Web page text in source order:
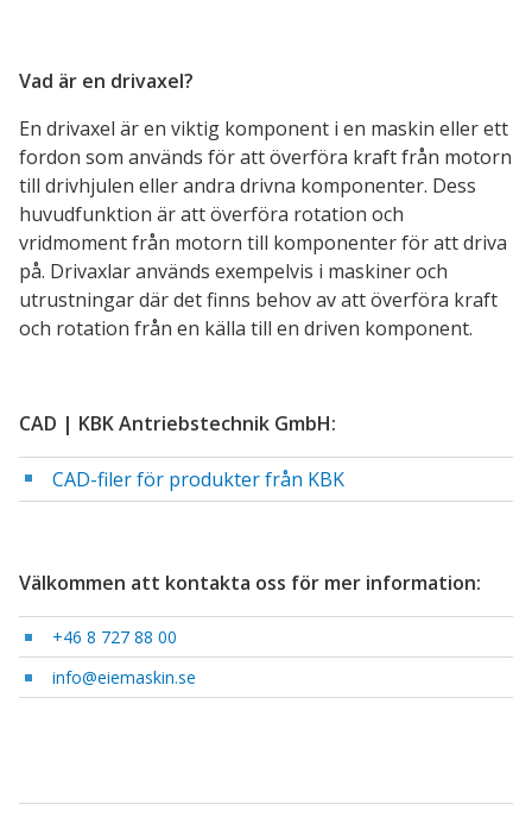
Vad är en drivaxel?
En drivaxel är en viktig komponent i en maskin eller ett
fordon som används för att överföra kraft från motorn
till drivhjulen eller andra drivna komponenter. Dess
huvudfunktion är att överföra rotation och
vridmoment från motorn till komponenter för att driva
på. Drivaxlar används exempelvis i maskiner och
utrustningar där det finns behov av att överföra kraft
och rotation från en källa till en driven komponent.
CAD | KBK Antriebstechnik GmbH:
CAD-filer för produkter från KBK
Välkommen att kontakta oss för mer information:
+46 8 727 88 00
info@eiemaskin.se